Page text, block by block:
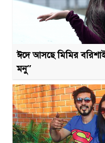
ঈদে আসছে মিমির
মনু”